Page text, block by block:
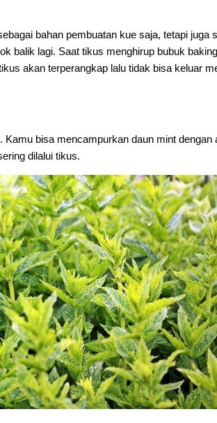
bahan pembuatan kue saja, tetapi juga
balik lagi. Saat tikus menghirup bubuk
akan terperangkap lalu tidak bisa keluar
bisa mencampurkan daun mint dengan
dilalui tikus.